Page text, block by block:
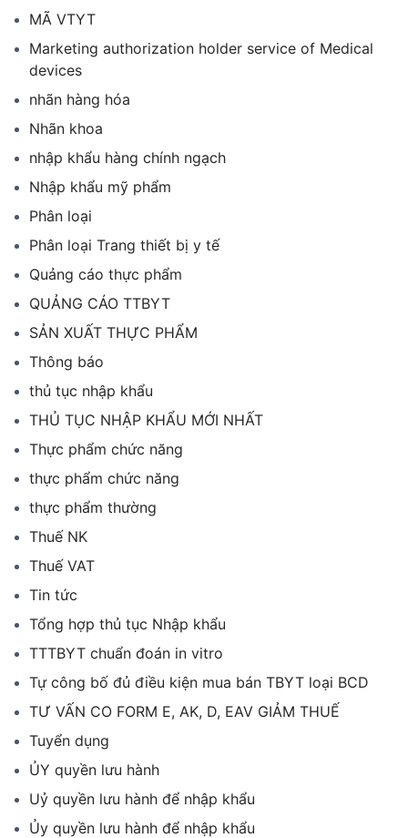
MÃ VTYT
Marketing authorization holder service of Medical
devices
nhãn hàng hóa
Nhãn khoa
nhập khẩu hàng chính ngạch
Nhập khẩu mỹ phẩm
Phân loại
Phân loại Trang thiết bị y tế
Quảng cáo thực phẩm
QUẢNG CÁO TTBYT
SẢN XUẤT THỰC PHẨM
Thông báo
thủ tục nhập khẩu
THỦ TỤC NHẬP KHẨU MỚI NHẤT
Thực phẩm chức năng
thực phẩm chức năng
thực phẩm thường
Thuế NK
Thuế VAT
Tin tức
Tổng hợp thủ tục Nhập khẩu
TTTBYT chuẩn đoán in vitro
Tự công bố đủ điều kiện mua bán TBYT loại BCD
TƯ VẤN CO FORM E, AK, D, EAV GIẢM THUẾ
Tuyển dụng
ỦY quyền lưu hành
Uỷ quyền lưu hành để nhập khẩu
Ủy quyền lưu hành để nhập khẩu